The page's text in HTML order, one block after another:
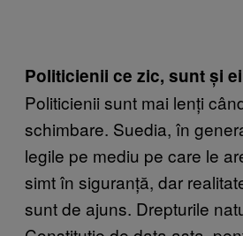
Politicienii ce zic, sunt și
Politicienii sunt mai lenți
schimbare. Suedia, în
legile pe mediu pe care le
simt în siguranță, dar
sunt de ajuns. Drepturile